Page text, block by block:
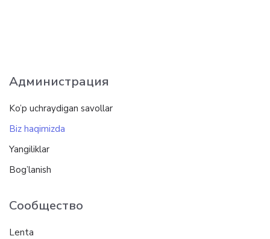
Администрация
Ko’p uchraydigan savollar
Biz haqimizda
Yangiliklar
Bog’lanish
Сообщество
Lenta